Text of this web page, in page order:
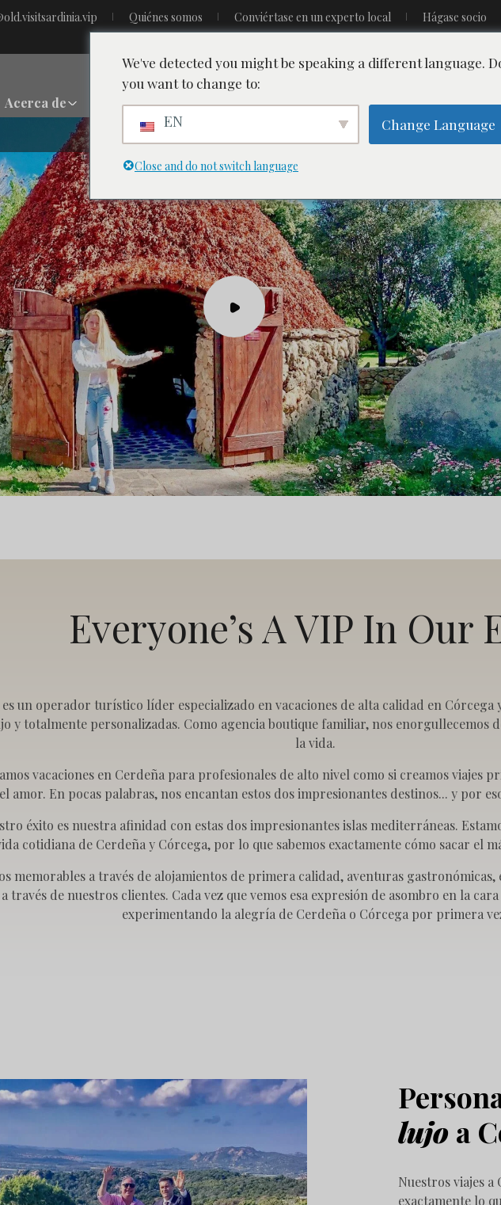
Quiénes somos Conviértase en un experto local Hágase socio
Acerca de Destino Alojamiento Visita Actividad Blog
Everyone’s A VIP In Our
un operador turístico líder especializado en vacaciones de alta calidad en Córcega
y totalmente personalizadas. Como agencia boutique familiar, nos enorgullecemos
la vida.
vacaciones en Cerdeña para profesionales de alto nivel como si creamos viajes
amor. En pocas palabras, nos encantan estos dos impresionantes destinos... y por
éxito es nuestra afinidad con estas dos impresionantes islas mediterráneas.
cotidiana de Cerdeña y Córcega, por lo que sabemos exactamente cómo sacar el
memorables a través de alojamientos de primera calidad, aventuras gastronómicas,
través de nuestros clientes. Cada vez que vemos esa expresión de asombro en la
experimentando la alegría de Cerdeña o Córcega por primera
lujo a
Nuestros viajes
exactamente lo
We've detected you might be speaking a different language.
you want to change to:
EN Change Language
Close and do not switch language